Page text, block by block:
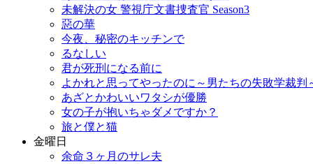
未解決の女 警視庁文書捜査官 Season3
惡の華
今夜、秘密のキッチンで
るなしい
君が死刑になる前に
よかれと思ってやったのに～男たちの失敗学裁判
あざとかわいいワタシが優勝
女の子が抱いちゃダメですか？
旅と僕と猫
金曜日
余命３ヶ月のサレ夫